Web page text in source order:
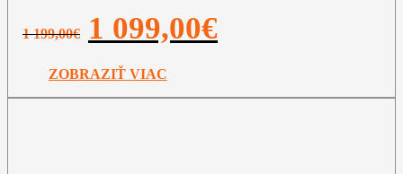
1 199,00€
Pôvodná
cena
1
199,00€.
1 099,00€
ZOBRAZIŤ VIAC